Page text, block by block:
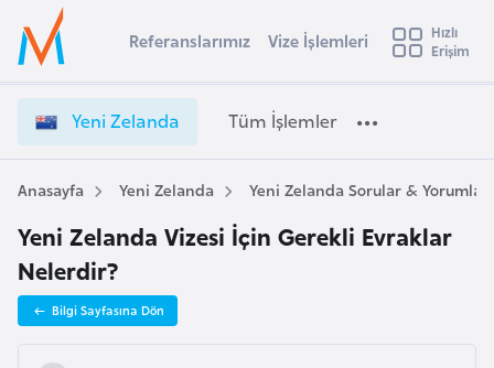
Ülke Seçimi
Başvuru yapmak istediğiniz ülkeyi seçin
Üye
Girişi
e
i
Z
e
a
n
d
a
V
e
t
Referanslarımız Vize İşlemleri
Hızlı
Erişim
Yeni Zelanda Tüm İşlemler
Anasayfa Yeni Zelanda Yeni Zelanda Sorular & Yorumlar
Yeni Zelanda Vizesi İçin Gerekli Evraklar
Nelerdir?
Bilgi Sayfasına Dön
s
t
r
a
A
v
u
s